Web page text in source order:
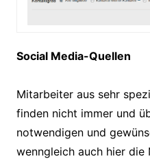
Social Media-Quellen
Mitarbeiter aus sehr
finden nicht immer und
notwendigen und
wenngleich auch hier die